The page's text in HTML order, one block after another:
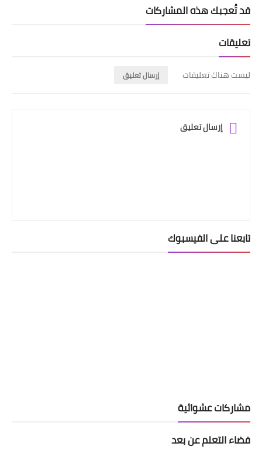
قد تُعجبك هذه المشاركات
تعليقات
ليست هناك تعليقات إرسال تعليق
إرسال تعليق
تابعنا على الفيسبوك
مشاركات عشوائية
فضاء التعلم عن بعد